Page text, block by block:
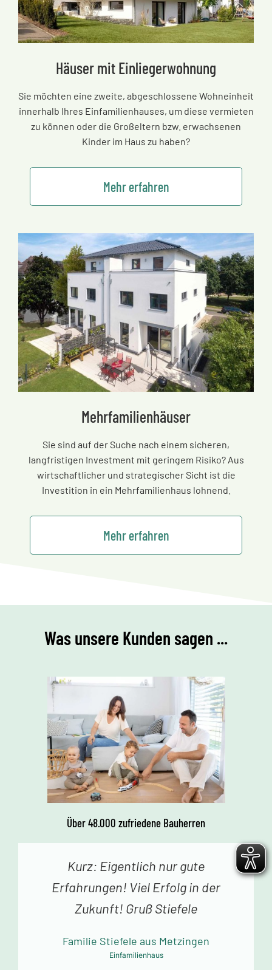
Häuser mit Einliegerwohnung
Sie möchten eine zweite, abgeschlossene Wohneinheit
innerhalb Ihres Einfamilienhauses, um diese vermieten
zu können oder die Großeltern bzw. erwachsenen
Kinder im Haus zu haben?
Mehr erfahren
Mehrfamilienhäuser
Sie sind auf der Suche nach einem sicheren,
langfristigen Investment mit geringem Risiko? Aus
wirtschaftlicher und strategischer Sicht ist die
Investition in ein Mehrfamilienhaus lohnend.
Mehr erfahren
Was unsere Kunden sagen ...
Über 48.000 zufriedene Bauherren
Kurz: Eigentlich nur gute
Erfahrungen! Viel Erfolg in der
Zukunft! Gruß Stiefele
Familie Stiefele aus Metzingen
Einfamilienhaus